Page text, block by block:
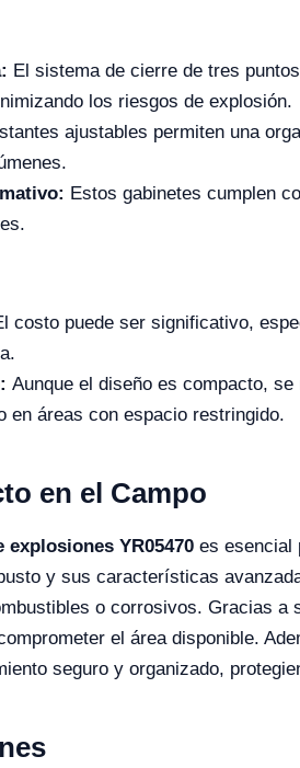
El sistema de cierre de tres
los riesgos de explosión.
ajustables permiten una
Estos gabinetes cumplen
costo puede ser significativo,
Aunque el diseño es compacto,
en áreas con espacio restringido.
en el Campo
explosiones YR05470 es esencial
y sus características
o corrosivos. Gracias a
el área disponible.
seguro y organizado,